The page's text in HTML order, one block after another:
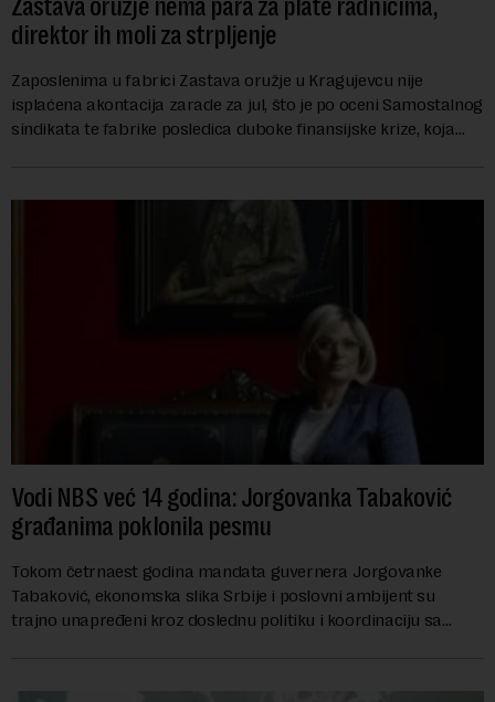
Zastava oružje nema para za plate radnicima,
direktor ih moli za strpljenje
Zaposlenima u fabrici Zastava oružje u Kragujevcu nije
isplaćena akontacija zarade za jul, što je po oceni Samostalnog
sindikata te fabrike posledica duboke finansijske krize, koja
Vodi NBS već 14 godina: Jorgovanka Tabaković
građanima poklonila pesmu
Tokom četrnaest godina mandata guvernera Jorgovanke
Tabaković, ekonomska slika Srbije i poslovni ambijent su
trajno unapređeni kroz doslednu politiku i koordinaciju sa